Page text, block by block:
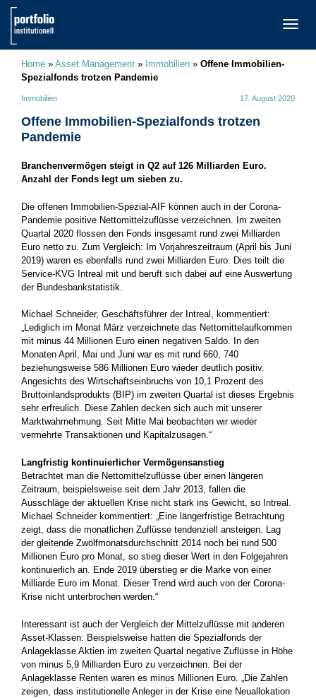
Home » Asset Management » Immobilien » Offene Immobilien-
Spezialfonds trotzen Pandemie
Immobilien 17. August 2020
Offene Immobilien-Spezialfonds trotzen
Pandemie
Branchenvermögen steigt in Q2 auf 126 Milliarden Euro.
Anzahl der Fonds legt um sieben zu.
Die offenen Immobilien-Spezial-AIF können auch in der Corona-
Pandemie positive Nettomittelzuflüsse verzeichnen. Im zweiten
Quartal 2020 flossen den Fonds insgesamt rund zwei Milliarden
Euro netto zu. Zum Vergleich: Im Vorjahreszeitraum (April bis Juni
2019) waren es ebenfalls rund zwei Milliarden Euro. Dies teilt die
Service-KVG Intreal mit und beruft sich dabei auf eine Auswertung
der Bundesbankstatistik.
Michael Schneider, Geschäftsführer der Intreal, kommentiert:
„Lediglich im Monat März verzeichnete das Nettomittelaufkommen
mit minus 44 Millionen Euro einen negativen Saldo. In den
Monaten April, Mai und Juni war es mit rund 660, 740
beziehungsweise 586 Millionen Euro wieder deutlich positiv.
Angesichts des Wirtschaftseinbruchs von 10,1 Prozent des
Bruttoinlandsprodukts (BIP) im zweiten Quartal ist dieses Ergebnis
sehr erfreulich. Diese Zahlen decken sich auch mit unserer
Marktwahrnehmung. Seit Mitte Mai beobachten wir wieder
vermehrte Transaktionen und Kapitalzusagen.“
Langfristig kontinuierlicher Vermögensanstieg
Betrachtet man die Nettomittelzuflüsse über einen längeren
Zeitraum, beispielsweise seit dem Jahr 2013, fallen die
Ausschläge der aktuellen Krise nicht stark ins Gewicht, so Intreal.
Michael Schneider kommentiert: „Eine längerfristige Betrachtung
zeigt, dass die monatlichen Zuflüsse tendenziell ansteigen. Lag
der gleitende Zwölfmonatsdurchschnitt 2014 noch bei rund 500
Millionen Euro pro Monat, so stieg dieser Wert in den Folgejahren
kontinuierlich an. Ende 2019 überstieg er die Marke von einer
Milliarde Euro im Monat. Dieser Trend wird auch von der Corona-
Krise nicht unterbrochen werden.“
Interessant ist auch der Vergleich der Mittelzuflüsse mit anderen
Asset-Klassen: Beispielsweise hatten die Spezialfonds der
Anlageklasse Aktien im zweiten Quartal negative Zuflüsse in Höhe
von minus 5,9 Milliarden Euro zu verzeichnen. Bei der
Anlageklasse Renten waren es minus Millionen Euro. „Die Zahlen
zeigen, dass institutionelle Anleger in der Krise eine Neuallokation